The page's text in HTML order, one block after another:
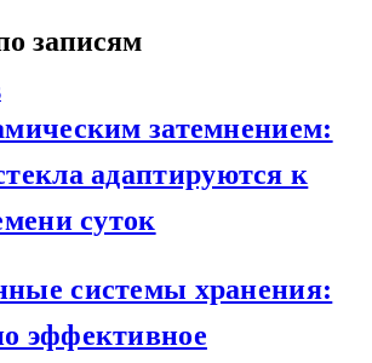
записям
затемнением:
адаптируются к
суток
системы хранения:
эффективное